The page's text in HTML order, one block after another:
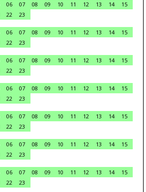
06 07 08 09 10 11 12 13 14
15
22
23
06 07 08 09 10 11 12 13 14
15
22
23
06 07 08 09 10 11 12 13 14
15
22
23
06 07 08 09 10 11 12 13 14
15
22
23
06 07 08 09 10 11 12 13 14
15
22
23
06 07 08 09 10 11 12 13 14
15
22
23
06 07 08 09 10 11 12 13 14
15
22
23